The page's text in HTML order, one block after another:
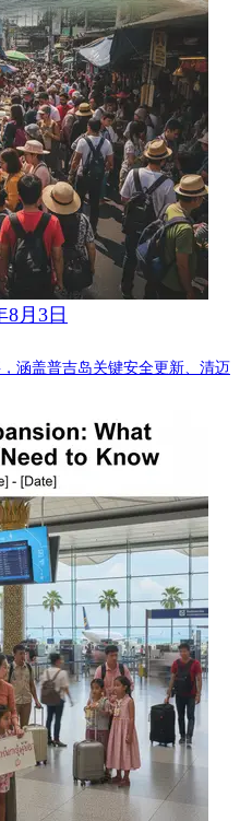
月3日
涵盖普吉岛关键安全更新、清迈